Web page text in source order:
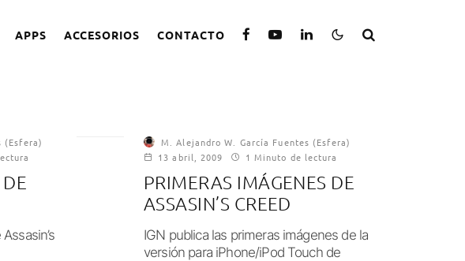
APPS ACCESORIOS CONTACTO
(Esfera)
M. Alejandro W. García Fuentes (Esfera)
13 abril, 2009
1 Minuto de lectura
PRIMERAS IMÁGENES DE
ASSASIN’S CREED
IGN publica las primeras imágenes de la
versión para iPhone/iPod Touch de